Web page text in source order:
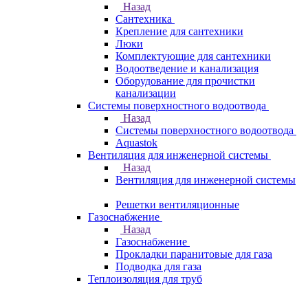
Назад
Сантехника
Крепление для сантехники
Люки
Комплектующие для сантехники
Водоотведение и канализация
Оборудование для прочистки
канализации
Системы поверхностного водоотвода
Назад
Системы поверхностного водоотвода
Aquastok
Вентиляция для инженерной системы
Назад
Вентиляция для инженерной системы
Решетки вентиляционные
Газоснабжение
Назад
Газоснабжение
Прокладки паранитовые для газа
Подводка для газа
Теплоизоляция для труб